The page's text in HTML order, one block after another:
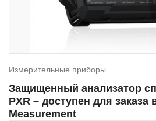
Измерительные приборы
Защищенный анализатор
PXR – доступен для заказа
Measurement